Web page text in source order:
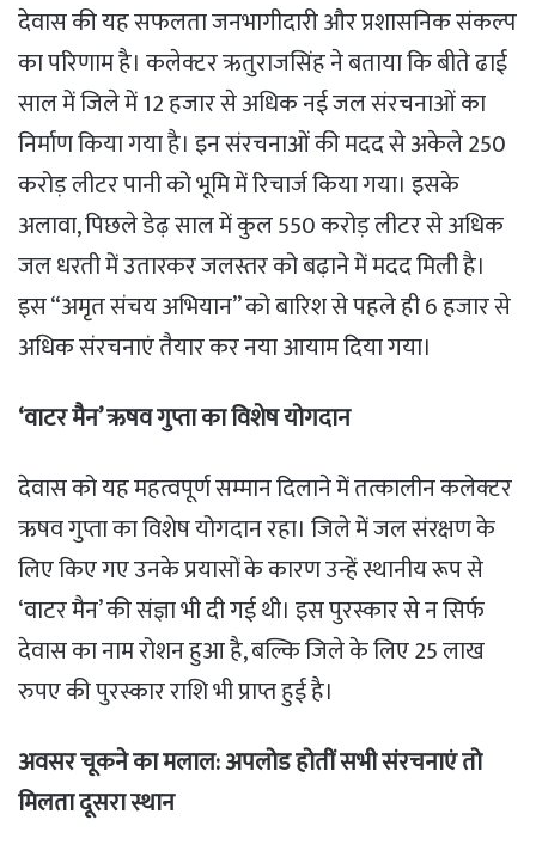
देवास की यह सफलता जनभागीदारी और प्रशासनिक संकल्प
का परिणाम है। कलेक्टर ऋतुराजसिंह ने बताया कि बीते ढाई
साल में जिले में 12 हजार से अधिक नई जल संरचनाओं का
निर्माण किया गया है। इन संरचनाओं की मदद से अकेले 250
करोड़ लीटर पानी को भूमि में रिचार्ज किया गया। इसके
अलावा, पिछले डेढ़ साल में कुल 550 करोड़ लीटर से अधिक
जल धरती में उतारकर जलस्तर को बढ़ाने में मदद मिली है।
इस “अमृत संचय अभियान” को बारिश से पहले ही 6 हजार से
अधिक संरचनाएं तैयार कर नया आयाम दिया गया।
‘वाटर मैन’ ऋषव गुप्ता का विशेष योगदान
​देवास को यह महत्वपूर्ण सम्मान दिलाने में तत्कालीन कलेक्टर
ऋषव गुप्ता का विशेष योगदान रहा। जिले में जल संरक्षण के
लिए किए गए उनके प्रयासों के कारण उन्हें स्थानीय रूप से
‘वाटर मैन’ की संज्ञा भी दी गई थी। इस पुरस्कार से न सिर्फ
देवास का नाम रोशन हुआ है, बल्कि जिले के लिए 25 लाख
रुपए की पुरस्कार राशि भी प्राप्त हुई है।
अवसर चूकने का मलाल: अपलोड होतीं सभी संरचनाएं तो
मिलता दूसरा स्थान